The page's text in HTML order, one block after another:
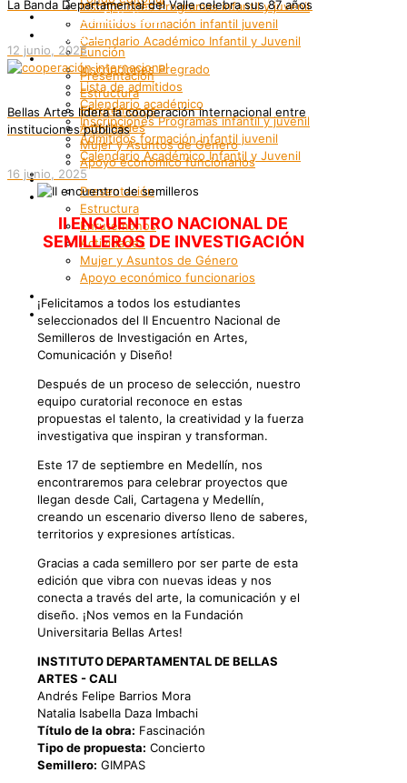
Inscripciones Programas infantil y juvenil
Admitidos formación infantil juvenil
Calendario Académico Infantil y Juvenil
Bienestar
Presentación
Estructura
Enrutemonos
Actividades
Mujer y Asuntos de Género
Apoyo económico funcionarios
Internacionalización
Patrimonio
Grupos Artísticos
Registro
Función
Inscripciones Pregrado
Lista de admitidos
Calendario académico
Inscripciones Programas infantil y juvenil
Admitidos formación infantil juvenil
Calendario Académico Infantil y Juvenil
Bienestar
Presentación
Estructura
Enrutemonos
Actividades
Mujer y Asuntos de Género
Apoyo económico funcionarios
Internacionalización
Patrimonio
La Banda Departamental del Valle celebra sus 87 años
12 junio, 2025
Bellas Artes lidera la cooperación internacional entre
instituciones públicas
16 junio, 2025
II ENCUENTRO NACIONAL DE
SEMILLEROS DE INVESTIGACIÓN
¡Felicitamos a todos los estudiantes
seleccionados del II Encuentro Nacional de
Semilleros de Investigación en Artes,
Comunicación y Diseño!
Después de un proceso de selección, nuestro
equipo curatorial reconoce en estas
propuestas el talento, la creatividad y la fuerza
investigativa que inspiran y transforman.
Este 17 de septiembre en Medellín, nos
encontraremos para celebrar proyectos que
llegan desde Cali, Cartagena y Medellín,
creando un escenario diverso lleno de saberes,
territorios y expresiones artísticas.
Gracias a cada semillero por ser parte de esta
edición que vibra con nuevas ideas y nos
conecta a través del arte, la comunicación y el
diseño. ¡Nos vemos en la Fundación
Universitaria Bellas Artes!
INSTITUTO DEPARTAMENTAL DE BELLAS
ARTES - CALI
Andrés Felipe Barrios Mora
Natalia Isabella Daza Imbachi
Título de la obra: Fascinación
Tipo de propuesta: Concierto
Semillero: GIMPAS